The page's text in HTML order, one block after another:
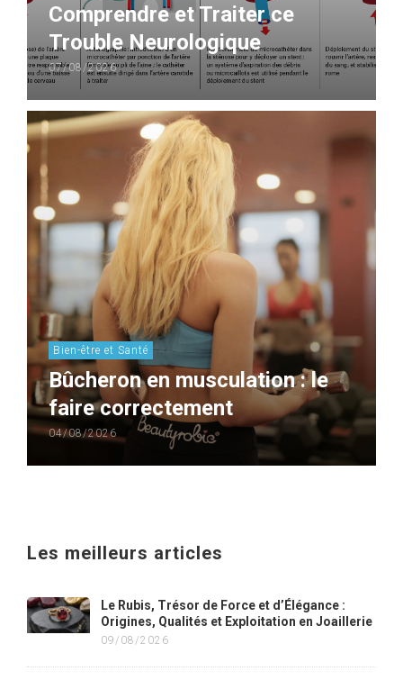
Comprendre et Traiter ce
Trouble Neurologique
07/08/2026
Bien-être et Santé
Bûcheron en musculation : le
faire correctement
04/08/2026
Les meilleurs articles
Le Rubis, Trésor de Force et d’Élégance :
Origines, Qualités et Exploitation en Joaillerie
09/08/2026